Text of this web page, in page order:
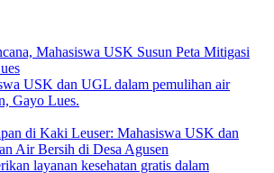
Mahasiswa USK Susun Peta Mitigasi
di Kaki Leuser: Mahasiswa USK dan
Air Bersih di Desa Agusen